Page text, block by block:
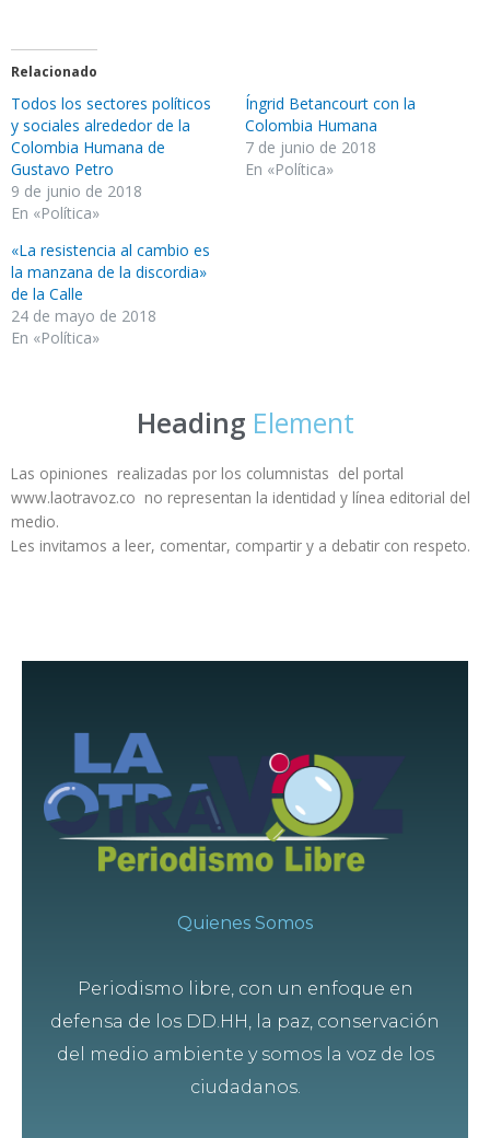
Relacionado
Todos los sectores políticos
y sociales alrededor de la
Colombia Humana de
Gustavo Petro
9 de junio de 2018
En «Política»
Íngrid Betancourt con la
Colombia Humana
7 de junio de 2018
En «Política»
«La resistencia al cambio es
la manzana de la discordia»
de la Calle
24 de mayo de 2018
En «Política»
Heading Element
Las opiniones realizadas por los columnistas del portal
www.laotravoz.co no representan la identidad y línea editorial del
medio.
Les invitamos a leer, comentar, compartir y a debatir con respeto.
Quienes Somos
Periodismo libre, con un enfoque en
defensa de los DD.HH, la paz, conservación
del medio ambiente y somos la voz de los
ciudadanos.